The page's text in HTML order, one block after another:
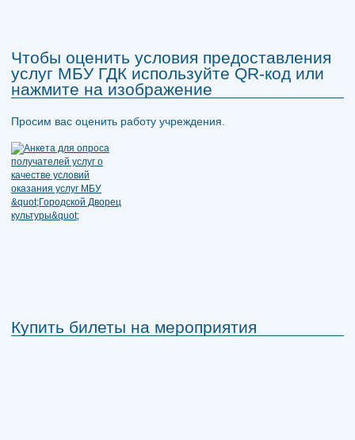
Чтобы оценить условия предоставления
услуг МБУ ГДК используйте QR-код или
нажмите на изображение
Просим вас оценить работу учреждения.
Купить билеты на мероприятия